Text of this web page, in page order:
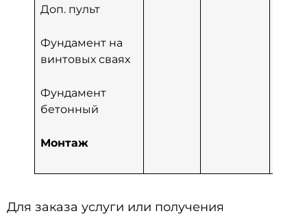
Доп. пульт
Фундамент на
винтовых сваях
Фундамент
бетонный
Монтаж
Для заказа услуги или получения